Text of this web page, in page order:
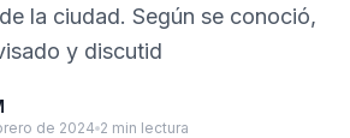
la ciudad. Según se conoció,
y discutid
de 2024 2 min lectura